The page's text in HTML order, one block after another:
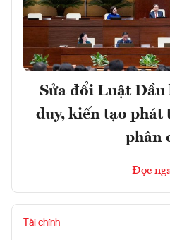
Sửa đổi Luật
duy, kiến tạo phát
phân
Đọc
Tài chính